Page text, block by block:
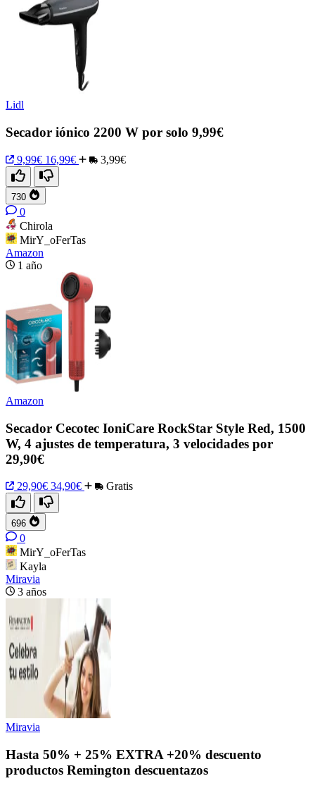
Lidl
Secador iónico 2200 W por solo 9,99€
9,99€ 16,99€ 3,99€
730
0
Chirola
MirY_oFerTas
Amazon
1 año
Amazon
Secador Cecotec IoniCare RockStar Style Red, 1500
W, 4 ajustes de temperatura, 3 velocidades por
29,90€
29,90€ 34,90€ Gratis
696
0
MirY_oFerTas
Kayla
Miravia
3 años
Miravia
Hasta 50% + 25% EXTRA +20% descuento
productos Remington descuentazos